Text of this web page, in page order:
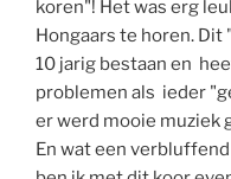
koren"! Het was erg
Hongaars te horen.
10 jarig bestaan en
problemen als ieder
er werd mooie muziek
En wat een